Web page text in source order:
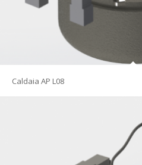
Caldaia AP L08